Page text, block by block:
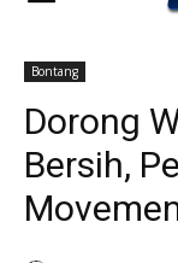
Bontang
Dorong
Bersih,